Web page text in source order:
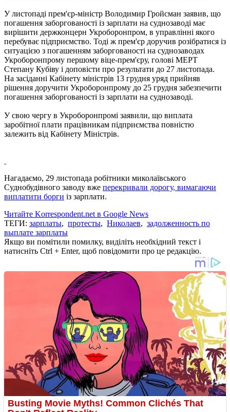
У листопаді прем'єр-міністр Володимир Гройсман заявив, що
погашення заборгованості із зарплати на суднозаводі має
вирішити держконцерн Укроборонпром, в управлінні якого
перебуває підприємство. Тоді ж прем'єр доручив розібратися із
ситуацією з погашенням заборгованості на суднозаводах
Укроборонпрому першому віце-прем'єру, голові МЕРТ
Степану Кубіву і доповісти про результати до 27 листопада.
На засіданні Кабінету міністрів 13 грудня уряд прийняв
рішення доручити Укроборонпрому до 25 грудня забезпечити
погашення заборгованості із зарплати на суднозаводі.
У свою чергу в Укроборонпромі заявили, що виплата
заробітної плати працівникам підприємства повністю
залежить від Кабінету Міністрів.
Нагадаємо, 29 листопада робітники миколаївського
Суднобудівного заводу вже перекривали дорогу, вимагаючи
виплатити борги із зарплати.
Читайте Korrespondent.net в Google News
ТЕГИ: зарплаты, протесты, Николаев, задолженность по
выплате зарплаты
Якщо ви помітили помилку, виділіть необхідний текст і
натисніть Ctrl + Enter, щоб повідомити про це редакцію.